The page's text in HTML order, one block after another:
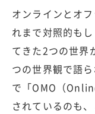
オンラインとオ
れまで対照的も
てきた2つの世界
つの世界観で語
で「OMO（
されているのも